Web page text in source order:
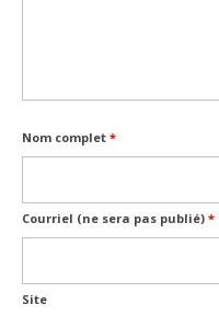
Nom complet *
Courriel (ne sera pas publié) *
Site